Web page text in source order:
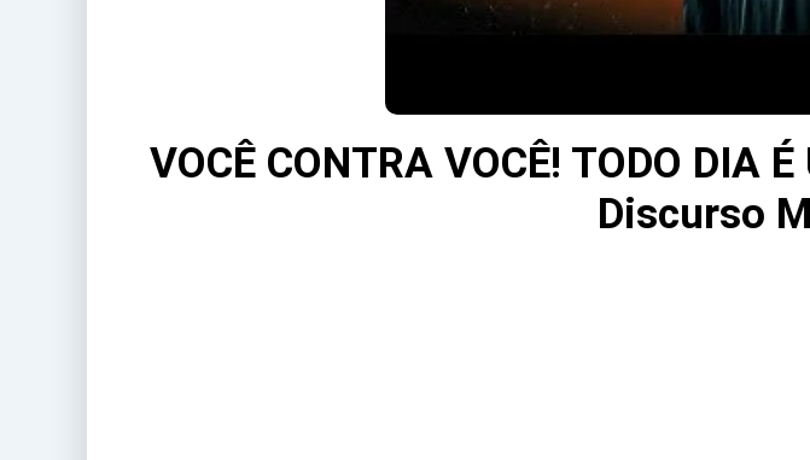
VOCÊ CONTRA VOCÊ! TODO DIA
Discurso